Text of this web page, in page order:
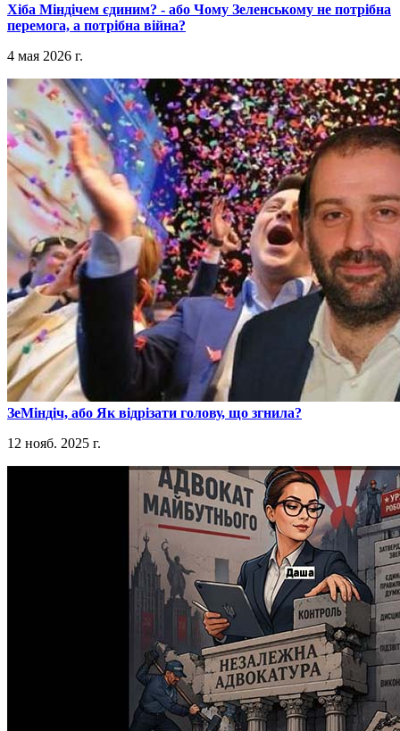
​Хіба Міндічем єдиним? - або Чому Зеленському не потрібна
перемога, а потрібна війна?
4 мая 2026 г.
​ЗеМіндіч, або Як відрізати голову, що згнила?
12 нояб. 2025 г.